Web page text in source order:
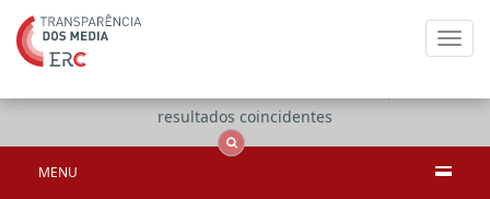
resultados coincidentes
MENU